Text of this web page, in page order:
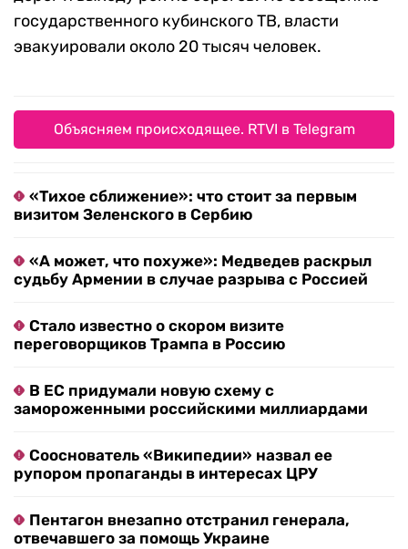
государственного кубинского ТВ, власти
эвакуировали около 20 тысяч человек.
Объясняем происходящее. RTVI в Telegram
«Тихое сближение»: что стоит за первым
визитом Зеленского в Сербию
«А может, что похуже»: Медведев раскрыл
судьбу Армении в случае разрыва с Россией
Стало известно о скором визите
переговорщиков Трампа в Россию
В ЕС придумали новую схему с
замороженными российскими миллиардами
Сооснователь «Википедии» назвал ее
рупором пропаганды в интересах ЦРУ
Пентагон внезапно отстранил генерала,
отвечавшего за помощь Украине